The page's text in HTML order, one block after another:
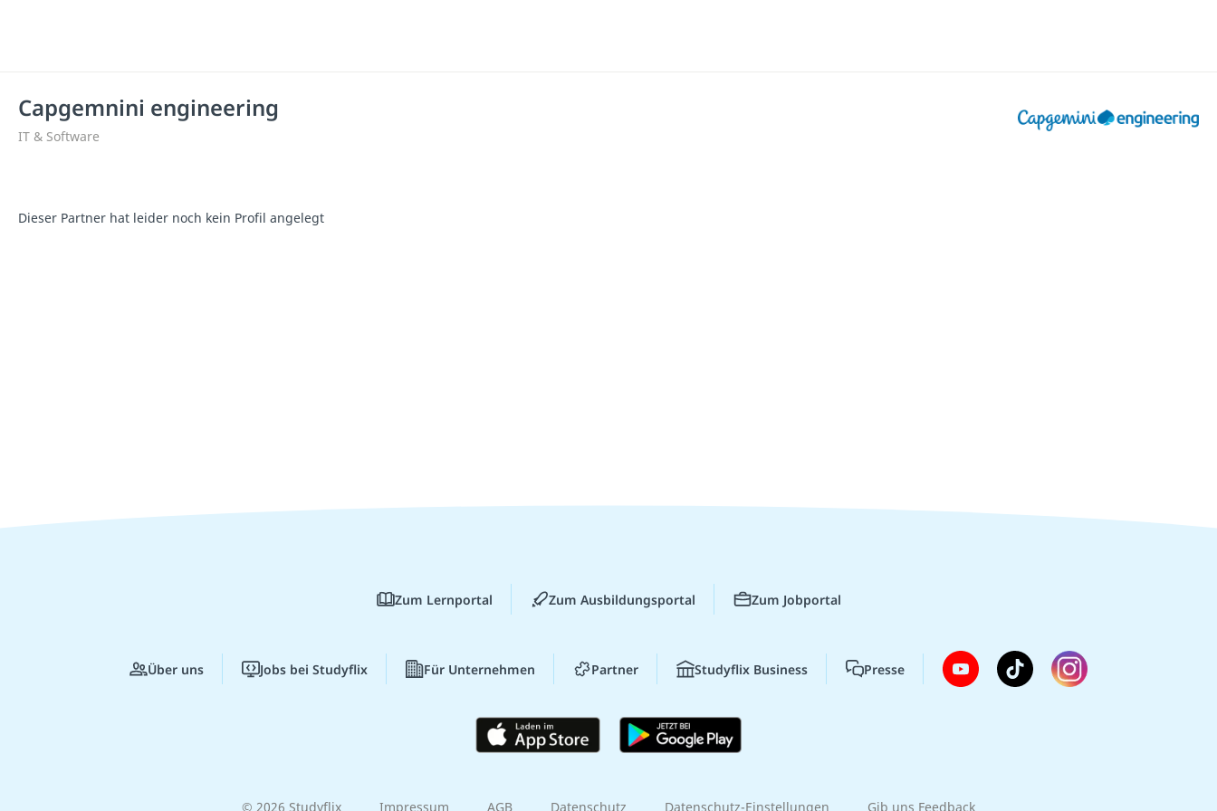
Capgemnini engineering
IT & Software
Dieser Partner hat leider noch kein Profil angelegt
Zum Lernportal Zum Ausbildungsportal Zum Jobportal
Über uns Jobs bei Studyflix Für Unternehmen Partner Studyflix Business Presse
© 2026 Studyflix Impressum AGB Datenschutz Datenschutz-Einstellungen Gib uns Feedback